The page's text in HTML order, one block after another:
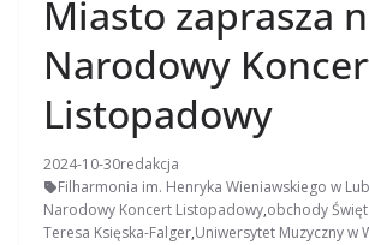
Miasto zaprasza
Narodowy
Listopadowy
2024-10-30redakcja
Filharmonia im. Henryka Wieniawskiego w
Narodowy Koncert Listopadowy,obchody
Teresa Księska-Falger,Uniwersytet Muzyczny w